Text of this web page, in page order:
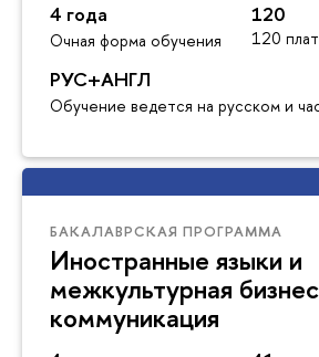
4 года
Очная форма обучения
120
120
РУС+АНГЛ
Обучение ведется на русском и
БАКАЛАВРСКАЯ ПРОГРАММА
Иностранные языки и
межкультурная
коммуникация